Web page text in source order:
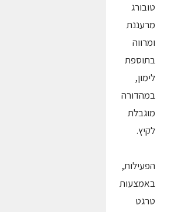
טובורג
מרעננת
ומרווה
בתוספת
לימון,
במהדורה
מוגבלת
לקיץ.
הפעילות,
באמצעות
טרגט